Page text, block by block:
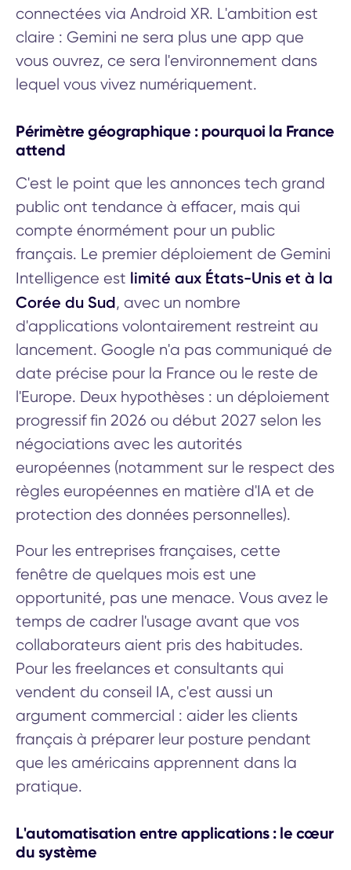
connectées via Android XR. L'ambition est
claire : Gemini ne sera plus une app que
vous ouvrez, ce sera l'environnement dans
lequel vous vivez numériquement.
Périmètre géographique : pourquoi la France
attend
C'est le point que les annonces tech grand
public ont tendance à effacer, mais qui
compte énormément pour un public
français. Le premier déploiement de Gemini
Intelligence est limité aux États-Unis et à la
Corée du Sud, avec un nombre
d'applications volontairement restreint au
lancement. Google n'a pas communiqué de
date précise pour la France ou le reste de
l'Europe. Deux hypothèses : un déploiement
progressif fin 2026 ou début 2027 selon les
négociations avec les autorités
européennes (notamment sur le respect des
règles européennes en matière d'IA et de
protection des données personnelles).
Pour les entreprises françaises, cette
fenêtre de quelques mois est une
opportunité, pas une menace. Vous avez le
temps de cadrer l'usage avant que vos
collaborateurs aient pris des habitudes.
Pour les freelances et consultants qui
vendent du conseil IA, c'est aussi un
argument commercial : aider les clients
français à préparer leur posture pendant
que les américains apprennent dans la
pratique.
L'automatisation entre applications : le cœur
du système